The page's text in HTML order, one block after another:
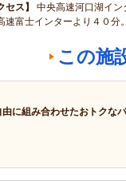
セス
中央高速河口湖イ
速富士インターより４０分
この施
に組み合わせたおトクな